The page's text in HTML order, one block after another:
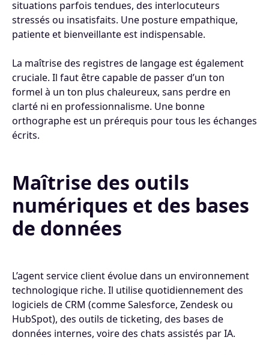
situations parfois tendues, des interlocuteurs
stressés ou insatisfaits. Une posture empathique,
patiente et bienveillante est indispensable.
La maîtrise des registres de langage est également
cruciale. Il faut être capable de passer d’un ton
formel à un ton plus chaleureux, sans perdre en
clarté ni en professionnalisme. Une bonne
orthographe est un prérequis pour tous les échanges
écrits.
Maîtrise des outils
numériques et des bases
de données
L’agent service client évolue dans un environnement
technologique riche. Il utilise quotidiennement des
logiciels de CRM (comme Salesforce, Zendesk ou
HubSpot), des outils de ticketing, des bases de
données internes, voire des chats assistés par IA.